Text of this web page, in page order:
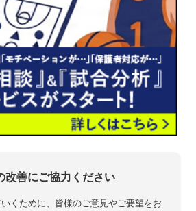
改善にご協力ください
くために、皆様のご意見やご要望をお